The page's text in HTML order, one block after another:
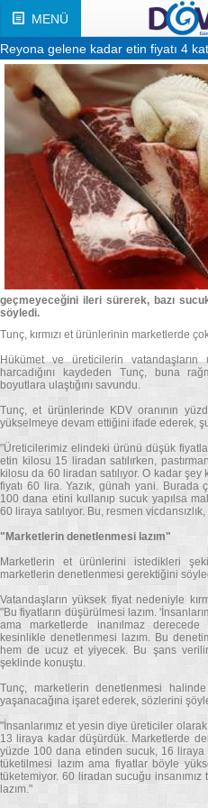
MENÜ
Reyona gelene kadar etin fiyatı 4
geçmeyeceğini ileri sürerek, bazı
söyledi.
Tunç, kırmızı et ürünlerinin marketlerde
Hükümet ve üreticilerin
harcadığını kaydeden Tunç, buna
boyutlara ulaştığını savundu.
Tunç, et ürünlerinde KDV oranının
yükselmeye devam ettiğini ifade ederek,
"Üreticilerimiz elindeki ürünü düşük
etin kilosu 15 liradan satılırken,
kilosu da 60 liradan satılıyor. O kadar şey
fiyatı 60 lira. Yazık, günah yani. Burada
100 dana etini kullanıp sucuk yapılsa
60 liraya satılıyor. Bu, resmen
"Marketlerin denetlenmesi lazım"
Marketlerin et ürünlerini istedikleri
marketlerin denetlenmesi gerektiğini
Vatandaşların yüksek fiyat nedeniyle
"Bu fiyatların düşürülmesi lazım.
ama marketlerde inanılmaz derecede
kesinlikle denetlenmesi lazım. Bu
hem de ucuz et yiyecek. Bu şans
şeklinde konuştu.
Tunç, marketlerin denetlenmesi
yaşanacağına işaret ederek, sözlerini
"İnsanlarımız et yesin diye üreticiler
13 liraya kadar düşürdük. Marketlerde
yüzde 100 dana etinden sucuk, 16
tüketilmesi lazım ama fiyatlar böyle
tüketemiyor. 60 liradan sucuğu
lazım."